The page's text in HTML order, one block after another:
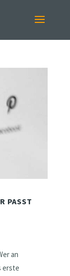
PASST
an
erste